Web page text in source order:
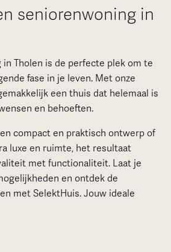
seniorenwoning in
in Tholen is de perfecte plek om te
fase in je leven. Met onze
een thuis dat helemaal is
en behoeften.
compact en praktisch ontwerp of
luxe en ruimte, het resultaat
met functionaliteit. Laat je
en ontdek de
met SelektHuis. Jouw ideale